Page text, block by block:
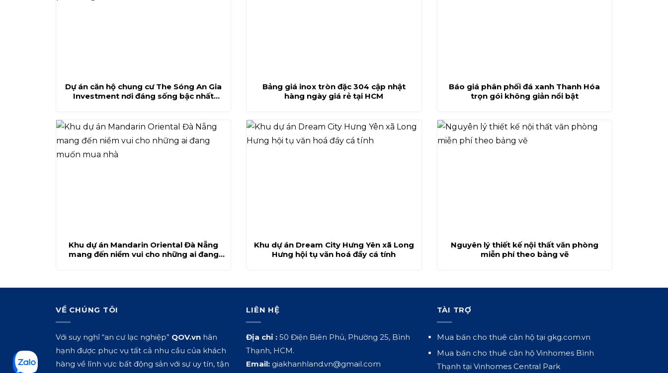
Dự án căn hộ chung cư The Sóng An Gia
Investment nơi đáng sống bậc nhất
Bảng giá inox tròn đặc 304 cập nhật
hàng ngày giá rẻ tại HCM
Báo giá phân phối đá xanh Thanh Hóa
trọn gói không giản nổi bật
Khu dự án Mandarin Oriental Đà Nẵng
mang đến niềm vui cho những ai đang
Khu dự án Dream City Hưng Yên xã Long
Hưng hội tụ văn hoá đầy cá tính
Nguyên lý thiết kế nội thất văn phòng
miễn phí theo bảng vẽ
VỀ CHÚNG TÔI
Với suy nghĩ “an cư lạc nghiệp” QOV.vn hân
hạnh được phục vụ tất cả nhu cầu của khách
hàng về lĩnh vực bất động sản với sự uy tín, tận
LIÊN HỆ
Địa chỉ : 50 Điện Biên Phủ, Phường 25, Bình
Thạnh, HCM.
Email: giakhanhland.vn@gmail.com
TÀI TRỢ
Mua bán cho thuê căn hộ tại gkg.com.vn
Mua bán cho thuê căn hộ Vinhomes Bình
Thạnh tại Vinhomes Central Park